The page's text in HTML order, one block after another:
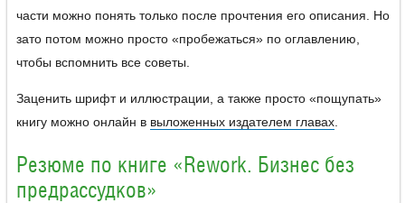
части можно понять только после прочтения его описания. Но
зато потом можно просто «пробежаться» по оглавлению,
чтобы вспомнить все советы.
Заценить шрифт и иллюстрации, а также просто «пощупать»
книгу можно онлайн в выложенных издателем главах
Резюме по книге «Rework. Бизнес без
предрассудков»